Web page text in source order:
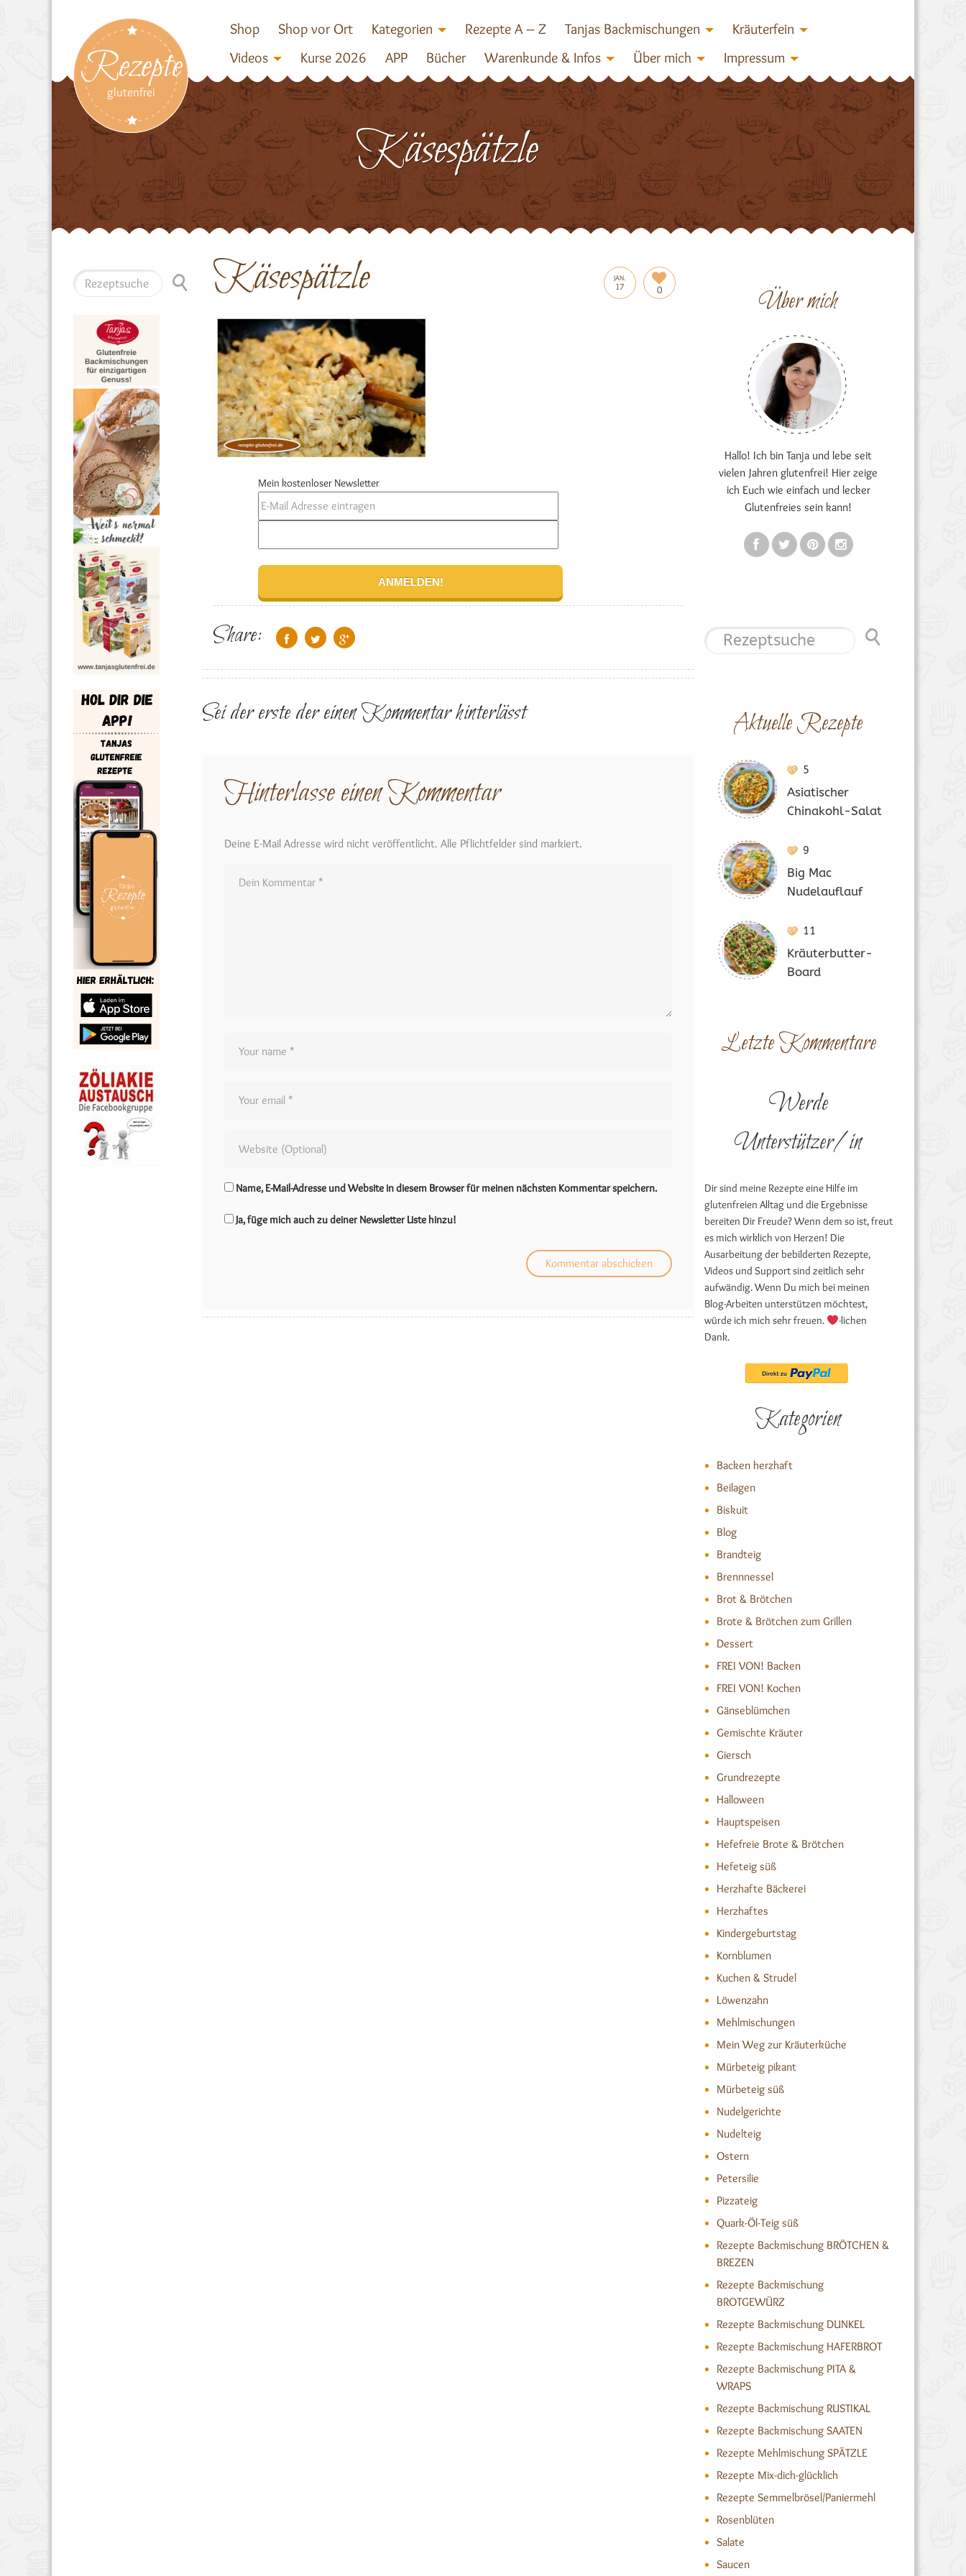
Rezepte
glutenfrei
Shop Shop vor Ort Kategorien Rezepte A – Z Tanjas Backmischungen
Kräuterfein
Videos
Kurse 2026 APP Bücher Warenkunde & Infos Über mich Impressum
Käsespätzle
JAN.
17 0
Käsespätzle
Mein kostenloser Newsletter
Share:
Sei der erste der einen Kommentar hinterlässt
Hinterlasse einen Kommentar
Deine E-Mail Adresse wird nicht veröffentlicht. Alle Pflichtfelder sind markiert.
Name, E-Mail-Adresse und Website in diesem Browser für meinen nächsten Kommentar speichern.
Ja, füge mich auch zu deiner Newsletter Liste hinzu!
Über mich
Hallo! Ich bin Tanja und lebe seit
vielen Jahren glutenfrei! Hier zeige
ich Euch wie einfach und lecker
Glutenfreies sein kann!
Aktuelle Rezepte
5
Asiatischer
Chinakohl-Salat
9
Big Mac
Nudelauflauf
11
Kräuterbutter-
Board
Letzte Kommentare
Werde
Unterstützer/in
Dir sind meine Rezepte eine Hilfe im
glutenfreien Alltag und die Ergebnisse
bereiten Dir Freude? Wenn dem so ist, freut
es mich wirklich von Herzen! Die
Ausarbeitung der bebilderten Rezepte,
Videos und Support sind zeitlich sehr
aufwändig. Wenn Du mich bei meinen
Blog-Arbeiten unterstützen möchtest,
würde ich mich sehr freuen.
-lichen
Dank.
Kategorien
Backen herzhaft
Beilagen
Biskuit
Blog
Brandteig
Brennnessel
Brot & Brötchen
Brote & Brötchen zum Grillen
Dessert
FREI VON! Backen
FREI VON! Kochen
Gänseblümchen
Gemischte Kräuter
Giersch
Grundrezepte
Halloween
Hauptspeisen
Hefefreie Brote & Brötchen
Hefeteig süß
Herzhafte Bäckerei
Herzhaftes
Kindergeburtstag
Kornblumen
Kuchen & Strudel
Löwenzahn
Mehlmischungen
Mein Weg zur Kräuterküche
Mürbeteig pikant
Mürbeteig süß
Nudelgerichte
Nudelteig
Ostern
Petersilie
Pizzateig
Quark-Öl-Teig süß
Rezepte Backmischung BRÖTCHEN &
BREZEN
Rezepte Backmischung
BROTGEWÜRZ
Rezepte Backmischung DUNKEL
Rezepte Backmischung HAFERBROT
Rezepte Backmischung PITA &
WRAPS
Rezepte Backmischung RUSTIKAL
Rezepte Backmischung SAATEN
Rezepte Mehlmischung SPÄTZLE
Rezepte Mix-dich-glücklich
Rezepte Semmelbrösel/Paniermehl
Rosenblüten
Salate
Saucen